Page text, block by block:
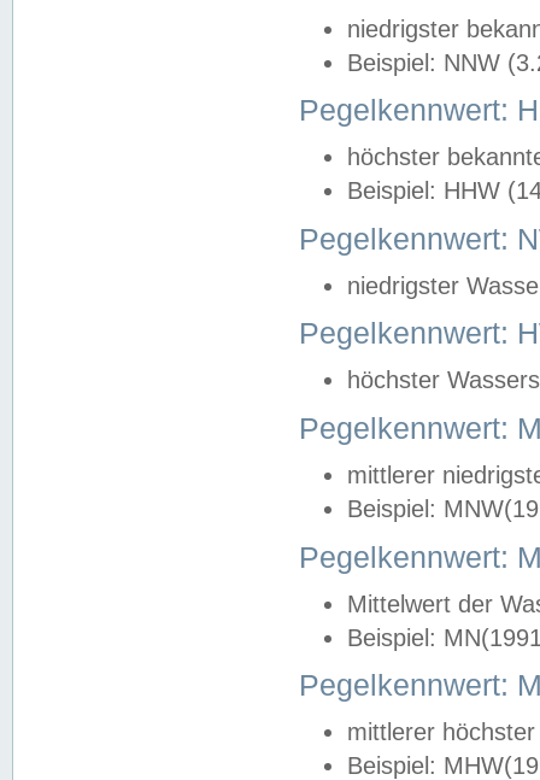
niedrigster
Beispiel: NNW
Pegelkennwert:
höchster
Beispiel: HHW
Pegelkennwert:
niedrigster
Pegelkennwert:
höchster
Pegelkennwert:
mittlerer
Beispiel:
Pegelkennwert:
Mittelwert der
Beispiel:
Pegelkennwert:
mittlerer
Beispiel: